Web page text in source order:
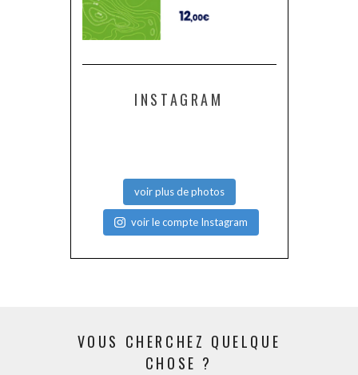
INSTAGRAM
voir plus de photos
voir le compte Instagram
VOUS CHERCHEZ QUELQUE
CHOSE ?